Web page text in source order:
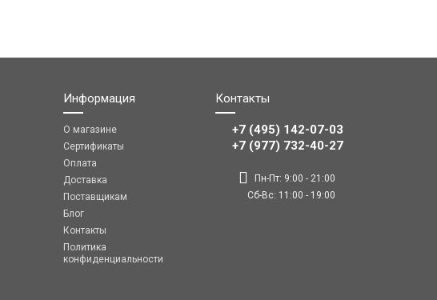
Информация
О магазине
Сертификаты
Оплата
Доставка
Поставщикам
Блог
Контакты
Политика
конфиденциальности
Контакты
+7 (495) 142-07-03
‎‎+7 (977) 732-40-27
Пн-Пт: 9:00 - 21:00
Сб-Вс: 11:00 - 19:00